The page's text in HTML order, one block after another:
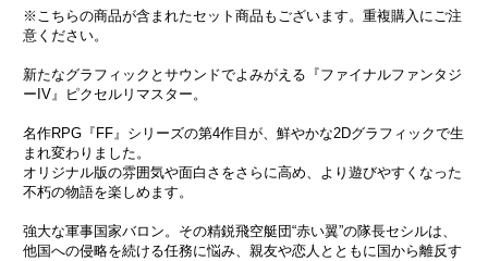
※こちらの商品が含まれたセット商品もございます。重複購入にご注
意ください。
新たなグラフィックとサウンドでよみがえる『ファイナルファンタジ
ーIV』ピクセルリマスター。
名作RPG『FF』シリーズの第4作目が、鮮やかな2Dグラフィックで生
まれ変わりました。
オリジナル版の雰囲気や面白さをさらに高め、より遊びやすくなった
不朽の物語を楽しめます。
強大な軍事国家バロン。その精鋭飛空艇団“赤い翼”の隊長セシルは、
他国への侵略を続ける任務に悩み、親友や恋人とともに国から離反す